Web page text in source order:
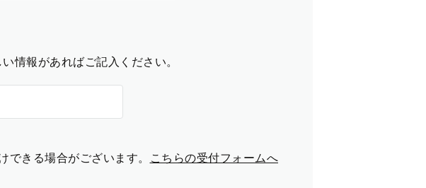
情報があればご記入ください。
できる場合がございます。
こちらの受付フォームへ